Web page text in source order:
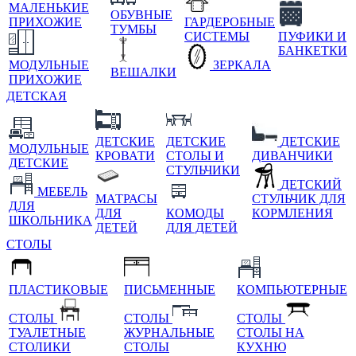
МАЛЕНЬКИЕ
ПРИХОЖИЕ
МОДУЛЬНЫЕ
ПРИХОЖИЕ
ОБУВНЫЕ
ТУМБЫ
ВЕШАЛКИ
ГАРДЕРОБНЫЕ
СИСТЕМЫ
ЗЕРКАЛА
ПУФИКИ И
БАНКЕТКИ
ДЕТСКАЯ
МОДУЛЬНЫЕ
ДЕТСКИЕ
МЕБЕЛЬ
ДЛЯ
ШКОЛЬНИКА
ДЕТСКИЕ
КРОВАТИ
МАТРАСЫ
ДЛЯ
ДЕТЕЙ
ДЕТСКИЕ
СТОЛЫ И
СТУЛЬЧИКИ
КОМОДЫ
ДЛЯ ДЕТЕЙ
ДЕТСКИЕ
ДИВАНЧИКИ
ДЕТСКИЙ
СТУЛЬЧИК ДЛЯ
КОРМЛЕНИЯ
СТОЛЫ
ПЛАСТИКОВЫЕ
СТОЛЫ
ТУАЛЕТНЫЕ
СТОЛИКИ
ПИСЬМЕННЫЕ
СТОЛЫ
ЖУРНАЛЬНЫЕ
СТОЛЫ
КОМПЬЮТЕРНЫЕ
СТОЛЫ
СТОЛЫ НА
КУХНЮ